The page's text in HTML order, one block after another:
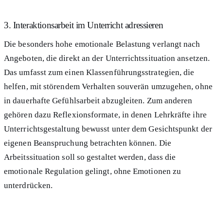
3. Interaktionsarbeit im Unterricht adressieren
Die besonders hohe emotionale Belastung verlangt nach
Angeboten, die direkt an der Unterrichtssituation ansetzen.
Das umfasst zum einen Klassenführungsstrategien, die
helfen, mit störendem Verhalten souverän umzugehen, ohne
in dauerhafte Gefühlsarbeit abzugleiten. Zum anderen
gehören dazu Reflexionsformate, in denen Lehrkräfte ihre
Unterrichtsgestaltung bewusst unter dem Gesichtspunkt der
eigenen Beanspruchung betrachten können. Die
Arbeitssituation soll so gestaltet werden, dass die
emotionale Regulation gelingt, ohne Emotionen zu
unterdrücken.